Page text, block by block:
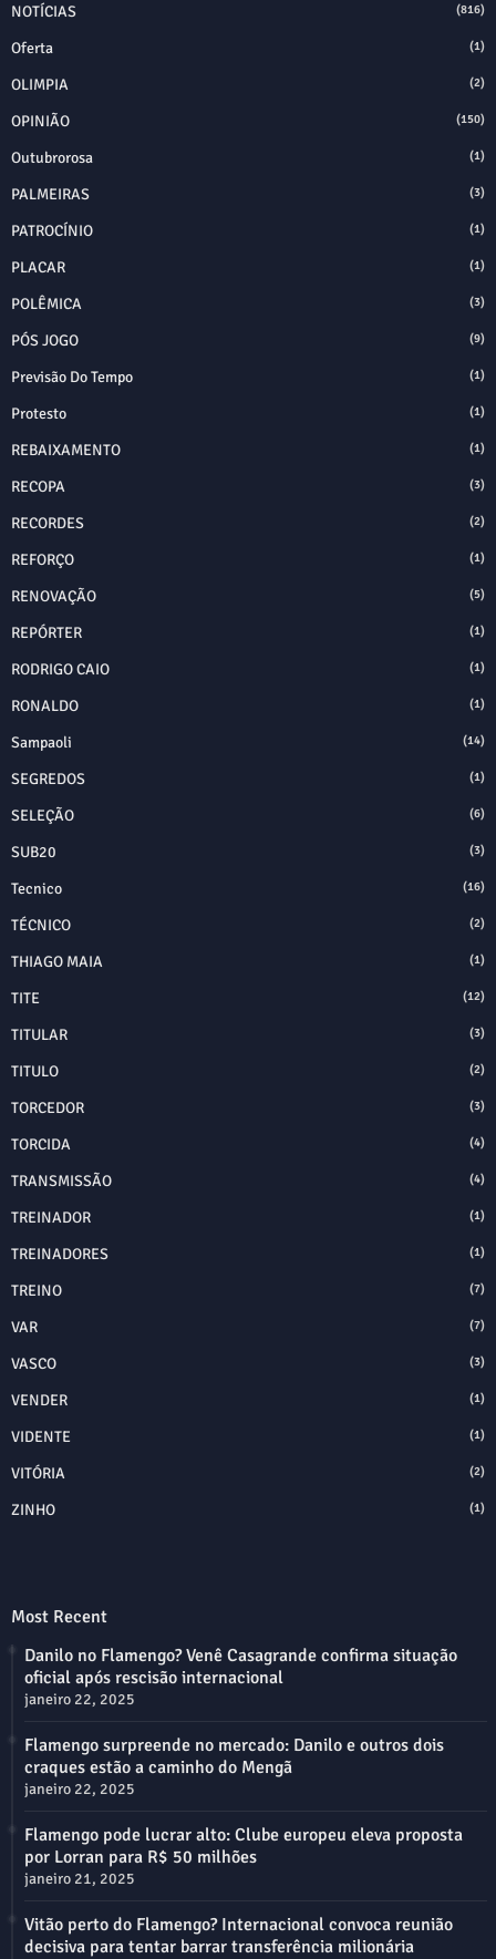
NOTÍCIAS (816)
Oferta (1)
OLIMPIA (2)
OPINIÃO (150)
Outubrorosa (1)
PALMEIRAS (3)
PATROCÍNIO (1)
PLACAR (1)
POLÊMICA (3)
PÓS JOGO (9)
Previsão Do Tempo (1)
Protesto (1)
REBAIXAMENTO (1)
RECOPA (3)
RECORDES (2)
REFORÇO (1)
RENOVAÇÃO (5)
REPÓRTER (1)
RODRIGO CAIO (1)
RONALDO (1)
Sampaoli (14)
SEGREDOS (1)
SELEÇÃO (6)
SUB20 (3)
Tecnico (16)
TÉCNICO (2)
THIAGO MAIA (1)
TITE (12)
TITULAR (3)
TITULO (2)
TORCEDOR (3)
TORCIDA (4)
TRANSMISSÃO (4)
TREINADOR (1)
TREINADORES (1)
TREINO (7)
VAR (7)
VASCO (3)
VENDER (1)
VIDENTE (1)
VITÓRIA (2)
ZINHO (1)
Most Recent
Danilo no Flamengo? Venê Casagrande confirma situação
oficial após rescisão internacional
janeiro 22, 2025
Flamengo surpreende no mercado: Danilo e outros dois
craques estão a caminho do Mengã
janeiro 22, 2025
Flamengo pode lucrar alto: Clube europeu eleva proposta
por Lorran para R$ 50 milhões
janeiro 21, 2025
Vitão perto do Flamengo? Internacional convoca reunião
decisiva para tentar barrar transferência milionária